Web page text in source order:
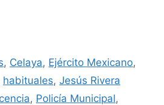
, Celaya, Ejército Mexicano,
habituales, Jesús Rivera
, Policía Municipal,